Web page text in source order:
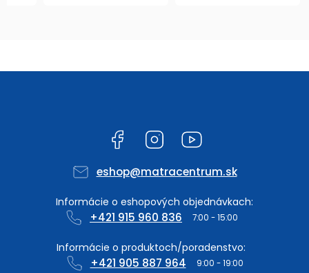
Facebook Instagram
eshop@matracentrum.sk
+421 915 960 836
+421 905 887 964